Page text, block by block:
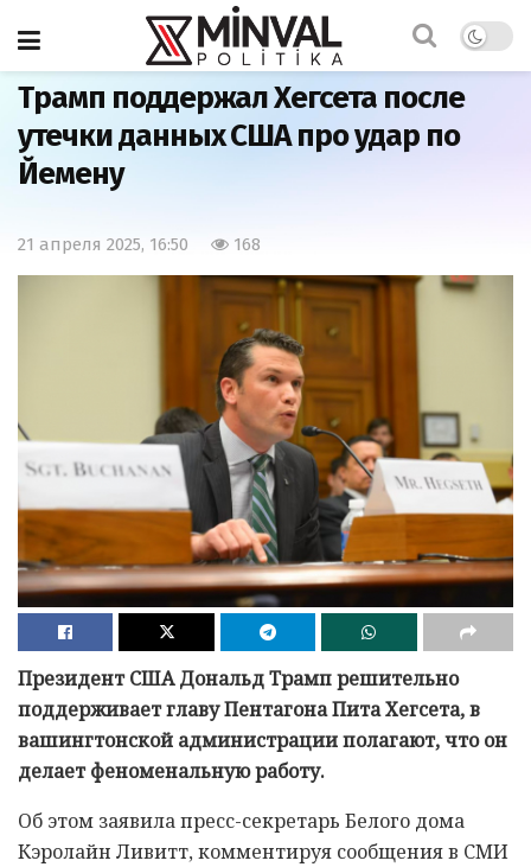
Главная
Трамп поддержал Хегсета после
утечки данных США про удар по
Йемену
21 апреля 2025, 16:50 168
Президент США Дональд Трамп решительно
поддерживает главу Пентагона Пита Хегсета, в
вашингтонской администрации полагают, что он
делает феноменальную работу.
Об этом заявила пресс-секретарь Белого дома
Кэролайн Ливитт, комментируя сообщения в СМИ